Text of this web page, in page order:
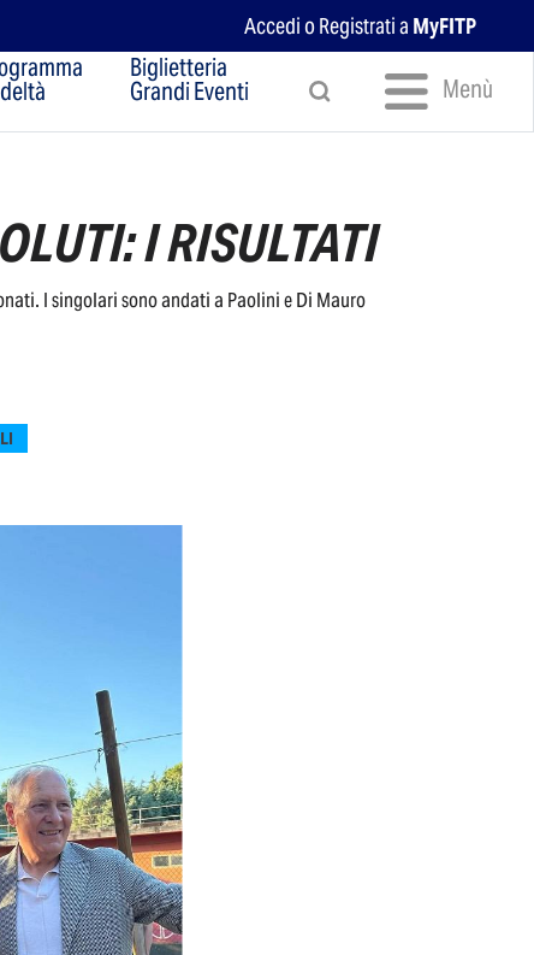
Accedi o Registrati a MyFITP
Biglietteria
Grandi Eventi Menù
I RISULTATI
I singolari sono andati a Paolini e Di Mauro